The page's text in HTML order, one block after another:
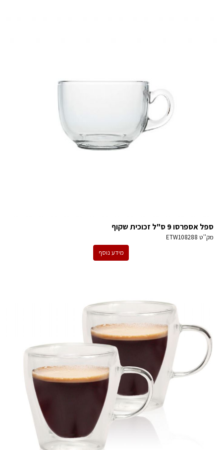
ספל אספרסו 9 ס"ל זכוכית שקוף
מק''ט ETW108288
מידע נוסף